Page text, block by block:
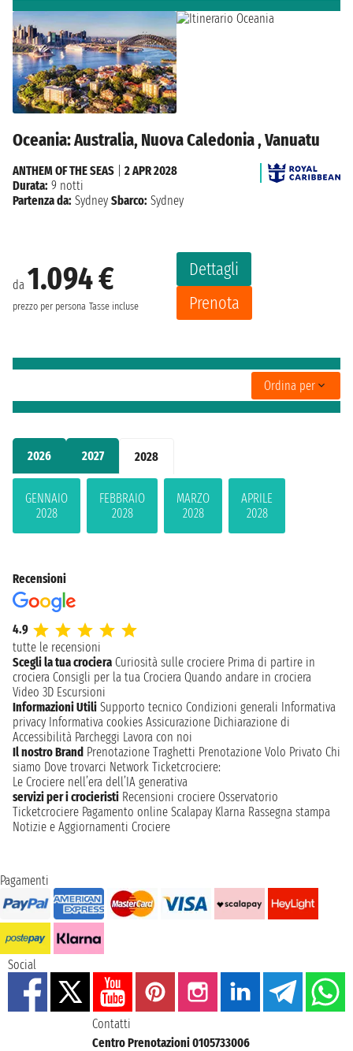
2026 2027 2028
GENNAIO
2028
FEBBRAIO
2028
MARZO
2028
APRILE
2028
Oceania: Australia, Nuova Caledonia , Vanuatu
da 1.094 €
prezzo per persona Tasse incluse
Dettagli
Prenota
ANTHEM OF THE SEAS
2 APR 2028
Durata: 9 notti
Partenza da: Sydney Sbarco: Sydney
Ordina per
Recensioni
4.9
tutte le recensioni
Scegli la tua crociera Curiosità sulle crociere Prima di partire in
crociera Consigli per la tua Crociera Quando andare in crociera
Video 3D Escursioni
Informazioni Utili Supporto tecnico Condizioni generali Informativa
privacy Informativa cookies Assicurazione Dichiarazione di
Accessibilità Parcheggi Lavora con noi
Il nostro Brand Prenotazione Traghetti Prenotazione Volo Privato Chi
siamo Dove trovarci Network Ticketcrociere:
Le Crociere nell’era dell’IA generativa
servizi per i crocieristi Recensioni crociere Osservatorio
Ticketcrociere Pagamento online Scalapay Klarna Rassegna stampa
Notizie e Aggiornamenti Crociere
Pagamenti
Social
Contatti
Centro Prenotazioni 0105733006